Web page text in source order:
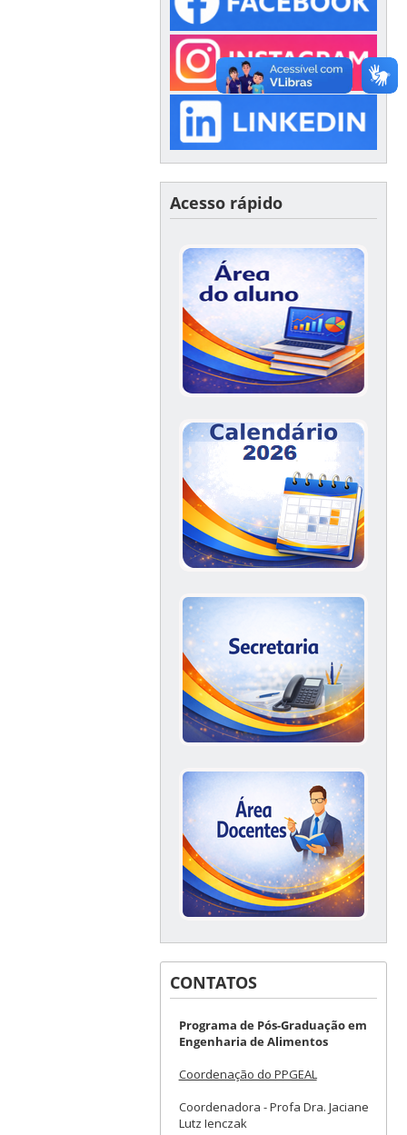
Acesso rápido
CONTATOS
Programa de Pós-Graduação em
Engenharia de Alimentos
Coordenação do PPGEAL
Coordenadora - Profa Dra. Jaciane
Lutz Ienczak